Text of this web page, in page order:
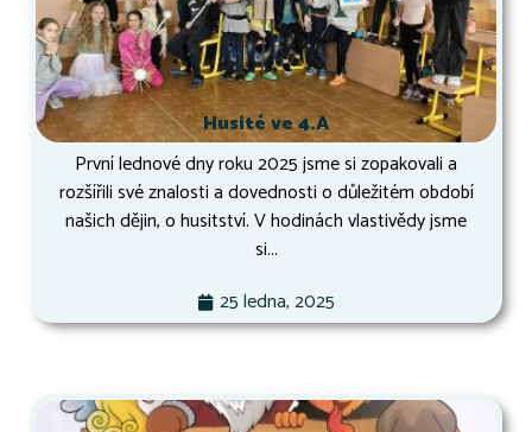
Husité ve 4.A
První lednové dny roku 2025 jsme si zopakovali a
rozšířili své znalosti a dovednosti o důležitém období
našich dějin, o husitství. V hodinách vlastivědy jsme
si...
25 ledna, 2025